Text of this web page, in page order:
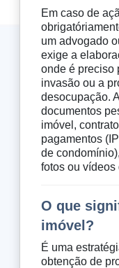
Em caso de
um advogado
exige a
onde é preciso
invasão ou a
desocupação.
documentos
imóvel,
pagamentos
de
fotos ou vídeos
O que
imóvel?
É uma
obtenção de